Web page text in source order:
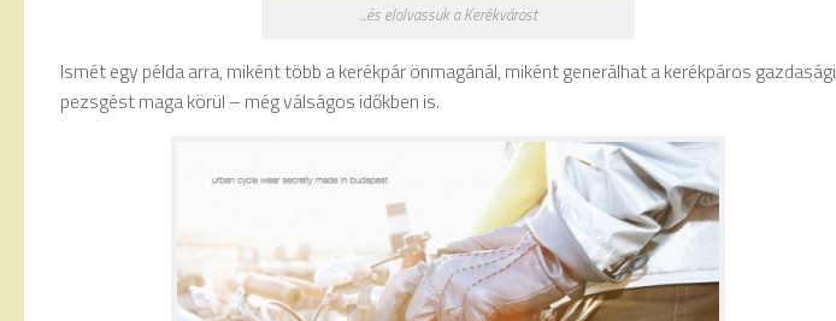
...és elolvassuk a Kerékvárost
Ismét egy példa arra, miként több a kerékpár önmagánál, miként generálhat a kerékpáros gazdasági
pezsgést maga körül – még válságos időkben is.